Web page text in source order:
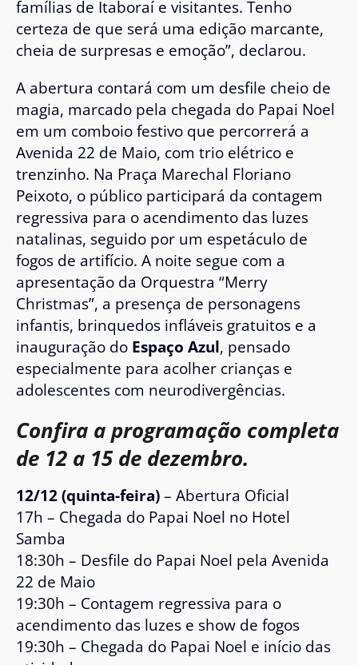
famílias de Itaboraí e visitantes. Tenho
certeza de que será uma edição marcante,
cheia de surpresas e emoção”, declarou.
A abertura contará com um desfile cheio de
magia, marcado pela chegada do Papai Noel
em um comboio festivo que percorrerá a
Avenida 22 de Maio, com trio elétrico e
trenzinho. Na Praça Marechal Floriano
Peixoto, o público participará da contagem
regressiva para o acendimento das luzes
natalinas, seguido por um espetáculo de
fogos de artifício. A noite segue com a
apresentação da Orquestra “Merry
Christmas”, a presença de personagens
infantis, brinquedos infláveis gratuitos e a
inauguração do Espaço Azul, pensado
especialmente para acolher crianças e
adolescentes com neurodivergências.
Confira a programação completa
de 12 a 15 de dezembro.
12/12 (quinta-feira)– Abertura Oficial
17h – Chegada do Papai Noel no Hotel
Samba
18:30h – Desfile do Papai Noel pela Avenida
22 de Maio
19:30h – Contagem regressiva para o
acendimento das luzes e show de fogos
19:30h – Chegada do Papai Noel e início das